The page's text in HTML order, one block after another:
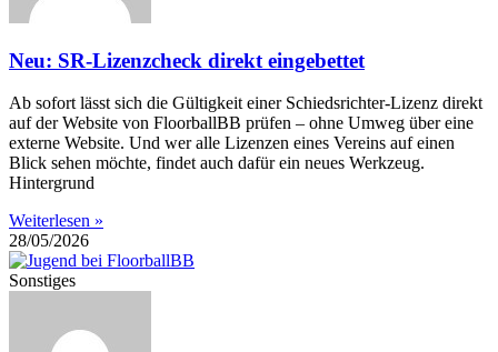
Neu: SR-Lizenzcheck direkt eingebettet
Ab sofort lässt sich die Gültigkeit einer Schiedsrichter-Lizenz direkt
auf der Website von FloorballBB prüfen – ohne Umweg über eine
externe Website. Und wer alle Lizenzen eines Vereins auf einen
Blick sehen möchte, findet auch dafür ein neues Werkzeug.
Hintergrund
Weiterlesen »
28/05/2026
Sonstiges